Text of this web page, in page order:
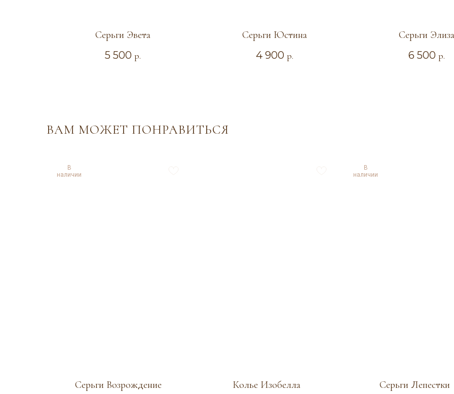
Серьги Эвета
5 500 р.
Серьги Юстина
4 900 р.
Серьги Элиза
6 500 р.
ВАМ МОЖЕТ ПОНРАВИТЬСЯ
В
наличии
Серьги Возрождение
Колье Изобелла
В
наличии
Серьги Лепестки